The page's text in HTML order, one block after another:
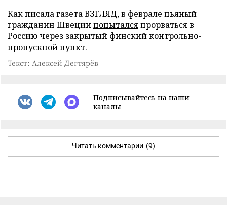
Как писала газета ВЗГЛЯД, в феврале пьяный
гражданин Швециипопыталсяпрорваться в
Россию через закрытый финский контрольно-
пропускной пункт.
Текст: Алексей Дегтярёв
Подписывайтесь на наши
каналы
Читать комментарии (9)